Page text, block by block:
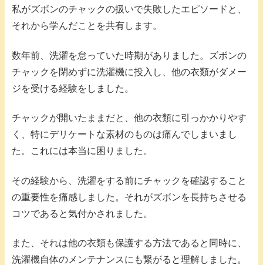
私がズボンのチャックの扱いで失敗したエピソードと、
それから学んだことを共有します。
数年前、洗濯を怠っていた時期がありました。ズボンの
チャックを閉めずに洗濯機に投入し、他の衣類がダメー
ジを受ける経験をしました。
チャックが開いたままだと、他の衣類に引っかかりやす
く、特にデリケートな素材のものは痛んでしまいまし
た。これには本当に困りました。
その経験から、洗濯をする前にチャックを確認すること
の重要性を痛感しました。それがズボンを長持ちさせる
コツであると気付かされました。
また、それは他の衣類も保護する方法であると同時に、
洗濯機自体のメンテナンスにも繋がると理解しました。